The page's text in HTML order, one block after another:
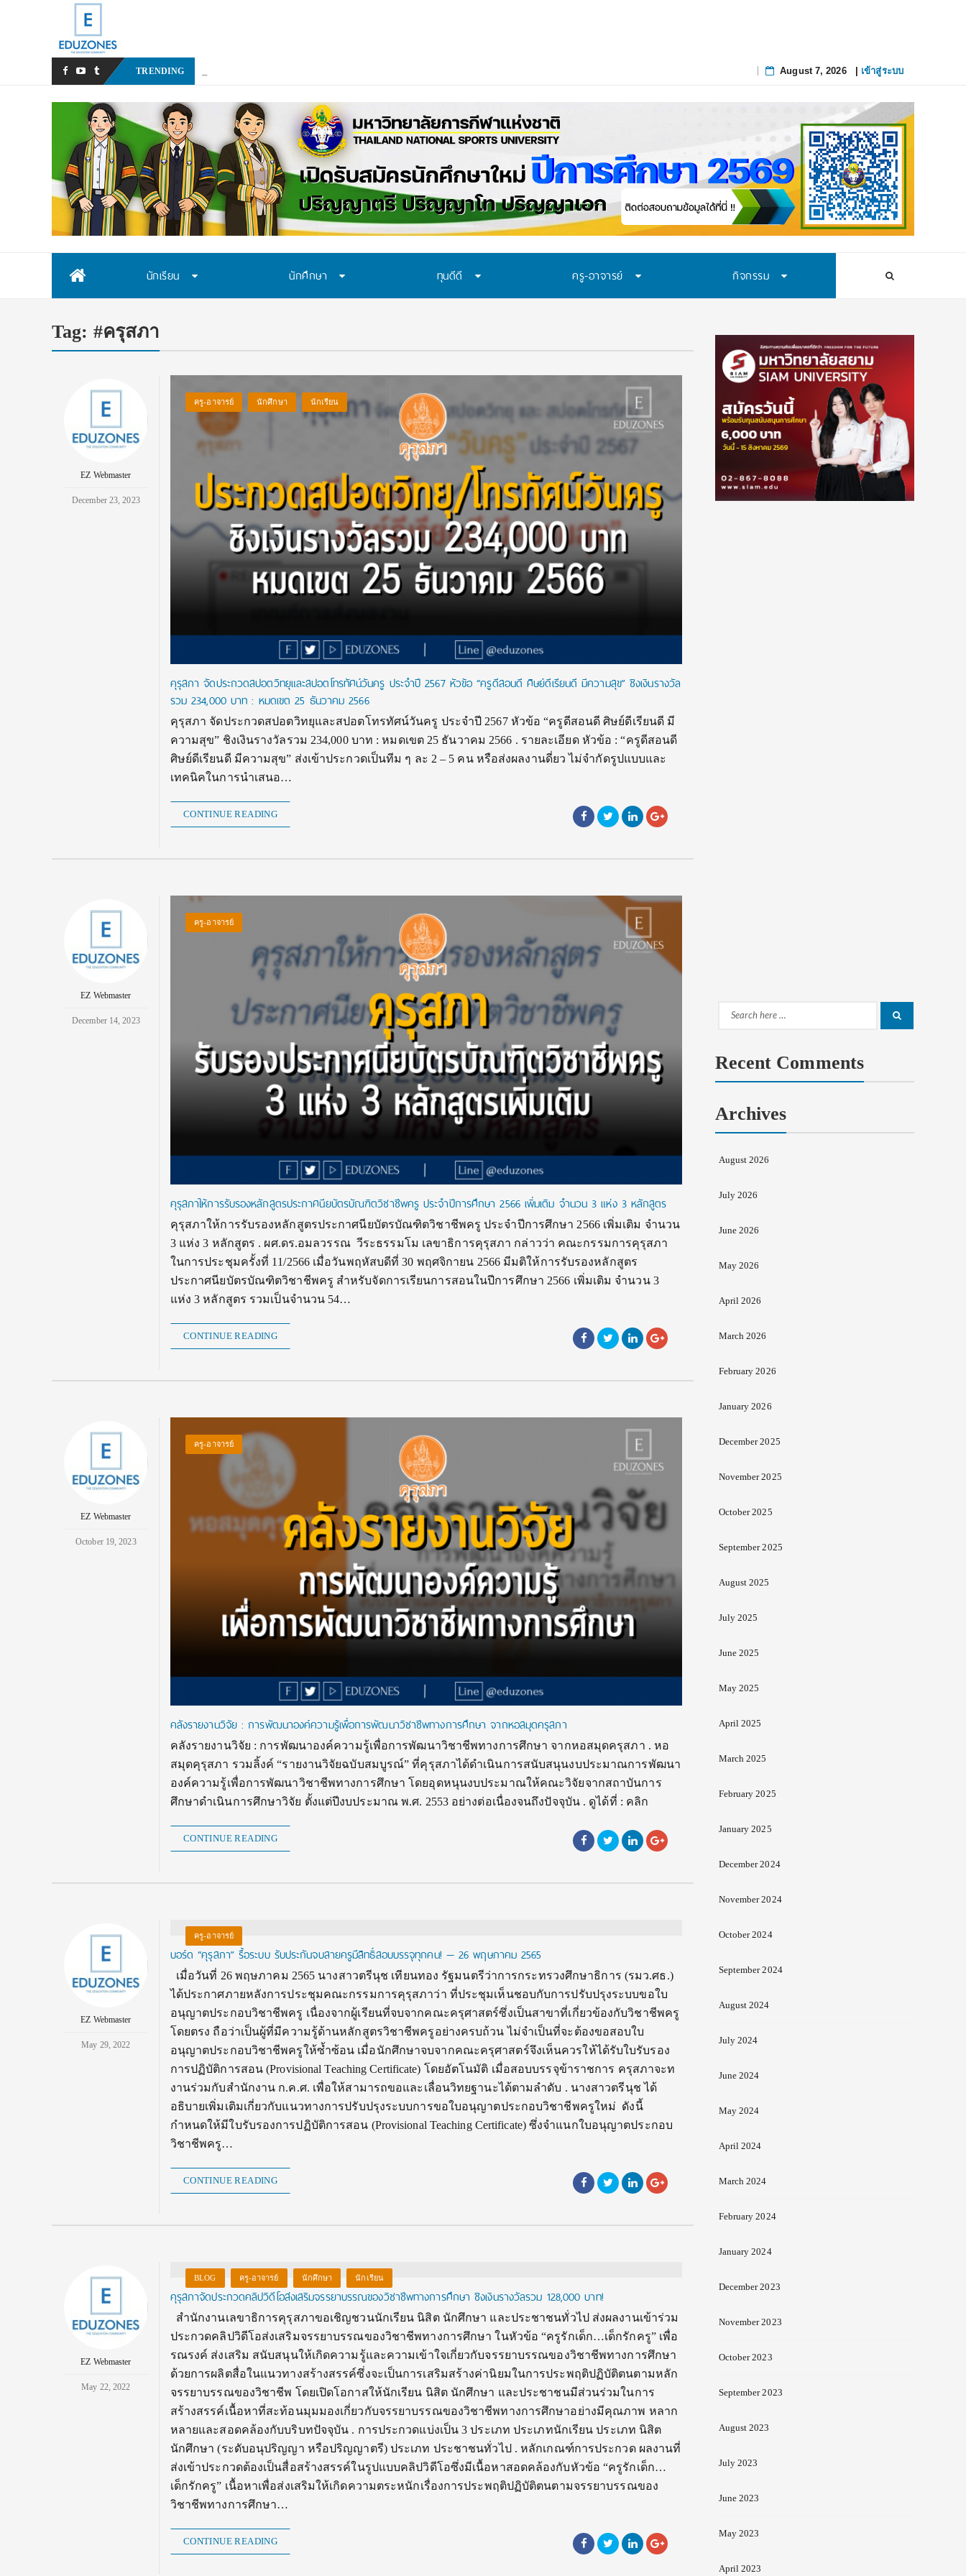
TRENDING August 7, 2026| เข้าสู่ระบบ
นักเรียน นักศึกษา ทุนดีดี ครู-อาจารย์ กิจกรรม
Tag: #ครุสภา
EZ Webmaster
December 23, 2023
ครู-อาจารย์ นักศึกษา นักเรียน
คุรุสภา จัดประกวดสปอตวิทยุและสปอตโทรทัศน์วันครู ประจำปี 2567 หัวข้อ “ครูดีสอนดี ศิษย์ดีเรียนดี มีความสุข” ชิงเงินรางวัล
รวม 234,000 บาท : หมดเขต 25 ธันวาคม 2566
คุรุสภา จัดประกวดสปอตวิทยุและสปอตโทรทัศน์วันครู ประจำปี 2567 หัวข้อ “ครูดีสอนดี ศิษย์ดีเรียนดี มี
ความสุข” ชิงเงินรางวัลรวม 234,000 บาท : หมดเขต 25 ธันวาคม 2566 . รายละเอียด หัวข้อ : “ครูดีสอนดี
ศิษย์ดีเรียนดี มีความสุข” ส่งเข้าประกวดเป็นทีม ๆ ละ 2 – 5 คน หรือส่งผลงานดี่ยว ไม่จำกัดรูปแบบและ
เทคนิคในการนำเสนอ…
CONTINUE READING
EZ Webmaster
December 14, 2023
ครู-อาจารย์
คุรุสภาให้การรับรองหลักสูตรประกาศนียบัตรบัณฑิตวิชาชีพครู ประจำปีการศึกษา 2566 เพิ่มเติม จำนวน 3 แห่ง 3 หลักสูตร
คุรุสภาให้การรับรองหลักสูตรประกาศนียบัตรบัณฑิตวิชาชีพครู ประจำปีการศึกษา 2566 เพิ่มเติม จำนวน
3 แห่ง 3 หลักสูตร . ผศ.ดร.อมลวรรณ วีระธรรมโม เลขาธิการคุรุสภา กล่าวว่า คณะกรรมการคุรุสภา
ในการประชุมครั้งที่ 11/2566 เมื่อวันพฤหัสบดีที่ 30 พฤศจิกายน 2566 มีมติให้การรับรองหลักสูตร
ประกาศนียบัตรบัณฑิตวิชาชีพครู สำหรับจัดการเรียนการสอนในปีการศึกษา 2566 เพิ่มเติม จำนวน 3
แห่ง 3 หลักสูตร รวมเป็นจำนวน 54…
CONTINUE READING
EZ Webmaster
October 19, 2023
ครู-อาจารย์
คลังรายงานวิจัย : การพัฒนาองค์ความรู้เพื่อการพัฒนาวิชาชีพทางการศึกษา จากหอสมุดครุสภา
คลังรายงานวิจัย : การพัฒนาองค์ความรู้เพื่อการพัฒนาวิชาชีพทางการศึกษา จากหอสมุดครุสภา . หอ
สมุดคุรุสภา รวมลิ้งค์ “รายงานวิจัยฉบับสมบูรณ์” ที่คุรุสภาได้ดำเนินการสนับสนุนงบประมาณการพัฒนา
องค์ความรู้เพื่อการพัฒนาวิชาชีพทางการศึกษา โดยอุดหนุนงบประมาณให้คณะวิจัยจากสถาบันการ
ศึกษาดำเนินการศึกษาวิจัย ตั้งแต่ปีงบประมาณ พ.ศ. 2553 อย่างต่อเนื่องจนถึงปัจจุบัน . ดูได้ที่ : คลิก
CONTINUE READING
EZ Webmaster
May 29, 2022
ครู-อาจารย์
บอร์ด “คุรุสภา” รื้อระบบ รับประกันจบสายครูมีสิทธิ์สอบบรรจุทุกคน! — 26 พฤษภาคม 2565
เมื่อวันที่ 26 พฤษภาคม 2565 นางสาวตรีนุช เทียนทอง รัฐมนตรีว่าการกระทรวงศึกษาธิการ (รมว.ศธ.)
ได้ประกาศภายหลังการประชุมคณะกรรมการคุรุสภาว่า ที่ประชุมเห็นชอบกับการปรับปรุงระบบขอใบ
อนุญาตประกอบวิชาชีพครู เนื่องจากผู้เรียนที่จบจากคณะครุศาสตร์ซึ่งเป็นสาขาที่เกี่ยวข้องกับวิชาชีพครู
โดยตรง ถือว่าเป็นผู้ที่มีความรู้ด้านหลักสูตรวิชาชีพครูอย่างครบถ้วน ไม่จำเป็นที่จะต้องขอสอบใบ
อนุญาตประกอบวิชาชีพครูให้ซ้ำซ้อน เมื่อนักศึกษาจบจากคณะครุศาสตร์จึงเห็นควรให้ได้รับใบรับรอง
การปฏิบัติการสอน (Provisional Teaching Certificate) โดยอัตโนมัติ เมื่อสอบบรรจุข้าราชการ ครุสภาจะท
งานร่วมกับสำนักงาน ก.ค.ศ. เพื่อให้สามารถขอและเลื่อนวิทยฐานะได้ตามลำดับ . นางสาวตรีนุช ได้
อธิบายเพิ่มเติมเกี่ยวกับแนวทางการปรับปรุงระบบการขอใบอนุญาตประกอบวิชาชีพครูใหม่ ดังนี้
กำหนดให้มีใบรับรองการปฏิบัติการสอน (Provisional Teaching Certificate) ซึ่งจำแนกใบอนุญาตประกอบ
วิชาชีพครู…
CONTINUE READING
EZ Webmaster
May 22, 2022
BLOG ครู-อาจารย์ นักศึกษา นักเรียน
คุรุสภาจัดประกวดคลิปวิดีโอส่งเสริมจรรยาบรรณของวิชาชีพทางการศึกษา ชิงเงินรางวัลรวม 128,000 บาท!
สำนักงานเลขาธิการคุรุสภาขอเชิญชวนนักเรียน นิสิต นักศึกษา และประชาชนทั่วไป ส่งผลงานเข้าร่วม
ประกวดคลิปวิดีโอส่งเสริมจรรยาบรรณของวิชาชีพทางการศึกษา ในหัวข้อ “ครูรักเด็ก…เด็กรักครู” เพื่อ
รณรงค์ ส่งเสริม สนับสนุนให้เกิดความรู้และความเข้าใจเกี่ยวกับจรรยาบรรณของวิชาชีพทางการศึกษา
ด้วยการผลิตสื่อในแนวทางสร้างสรรค์ซึ่งจะเป็นการเสริมสร้างค่านิยมในการประพฤติปฏิบัติตนตามหลัก
จรรยาบรรณของวิชาชีพ โดยเปิดโอกาสให้นักเรียน นิสิต นักศึกษา และประชาชนมีส่วนร่วมในการ
สร้างสรรค์เนื้อหาที่สะท้อนมุมมองเกี่ยวกับจรรยาบรรณของวิชาชีพทางการศึกษาอย่างมีคุณภาพ หลาก
หลายและสอดคล้องกับบริบทปัจจุบัน . การประกวดแบ่งเป็น 3 ประเภท ประเภทนักเรียน ประเภท นิสิต
นักศึกษา (ระดับอนุปริญญา หรือปริญญาตรี) ประเภท ประชาชนทั่วไป . หลักเกณฑ์การประกวด ผลงานที่
ส่งเข้าประกวดต้องเป็นสื่อสร้างสรรค์ในรูปแบบคลิปวิดีโอซึ่งมีเนื้อหาสอดคล้องกับหัวข้อ “ครูรักเด็ก…
เด็กรักครู” เนื้อหาเพื่อส่งเสริมให้เกิดความตระหนักเรื่องการประพฤติปฏิบัติตนตามจรรยาบรรณของ
วิชาชีพทางการศึกษา…
CONTINUE READING
Search
Recent Comments
Archives
August 2026
July 2026
June 2026
May 2026
April 2026
March 2026
February 2026
January 2026
December 2025
November 2025
October 2025
September 2025
August 2025
July 2025
June 2025
May 2025
April 2025
March 2025
February 2025
January 2025
December 2024
November 2024
October 2024
September 2024
August 2024
July 2024
June 2024
May 2024
April 2024
March 2024
February 2024
January 2024
December 2023
November 2023
October 2023
September 2023
August 2023
July 2023
June 2023
May 2023
April 2023